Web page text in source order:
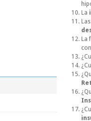
La
Las
La